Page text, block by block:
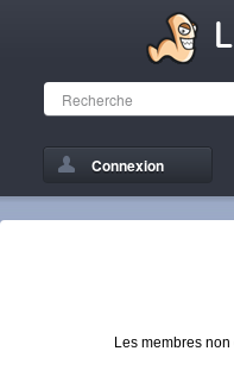
Connexion
Les membres